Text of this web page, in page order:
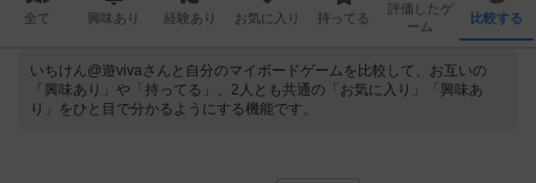
全て 興味あり 経験あり お気に入り 持ってる
評価したゲ
ーム
比較する
いちけん@遊vivaさんと自分のマイボードゲームを比較して、お互いの
「興味あり」や「持ってる」、2人とも共通の「お気に入り」「興味あ
り」をひと目で分かるようにする機能です。